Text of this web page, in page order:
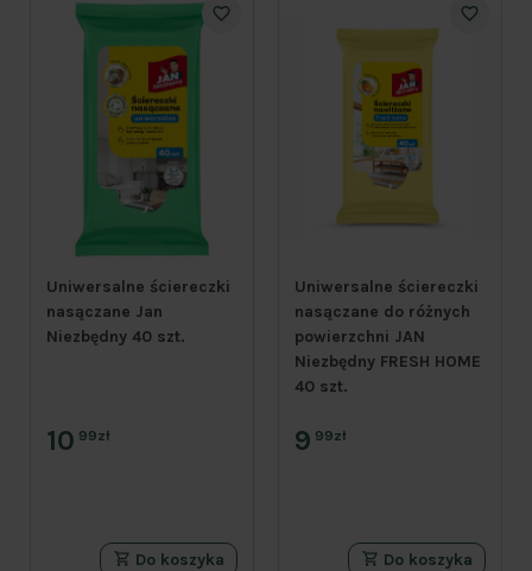
Uniwersalne ściereczki
nasączane Jan
Niezbędny 40 szt.
10 99zł
Do koszyka
Uniwersalne ściereczki
nasączane do różnych
powierzchni JAN
Niezbędny FRESH HOME
40 szt.
9 99zł
Do koszyka